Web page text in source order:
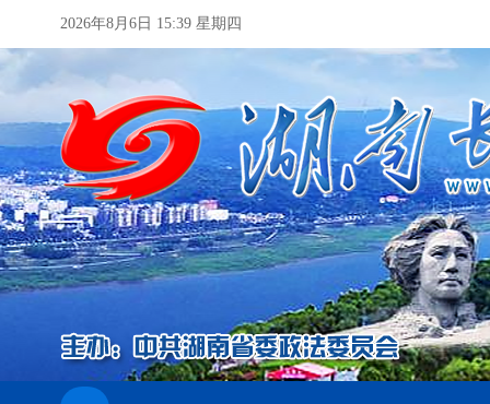
2026年8月6日 15:39 星期四